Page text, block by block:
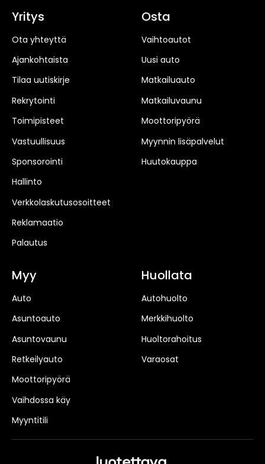
Yritys
Ota yhteyttä
Ajankohtaista
Tilaa uutiskirje
Rekrytointi
Toimipisteet
Vastuullisuus
Sponsorointi
Hallinto
Verkkolaskutusosoitteet
Reklamaatio
Palautus
Osta
Vaihtoautot
Uusi auto
Matkailuauto
Matkailuvaunu
Moottoripyörä
Myynnin lisäpalvelut
Huutokauppa
Myy
Auto
Asuntoauto
Asuntovaunu
Retkeilyauto
Moottoripyörä
Vaihdossa käy
Myyntitili
Huollata
Autohuolto
Merkkihuolto
Huoltorahoitus
Varaosat